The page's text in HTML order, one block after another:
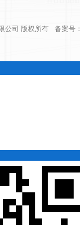
公司 版权所有 备案号：